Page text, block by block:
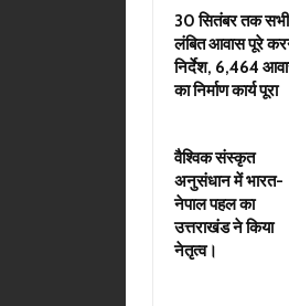
30 सितंबर तक सभी
लंबित आवास पूरे
निर्देश, 6,464
का निर्माण कार्य पूरा
वैश्विक संस्कृत
अनुसंधान में भारत-
नेपाल पहल का
उत्तराखंड ने किया
नेतृत्व।